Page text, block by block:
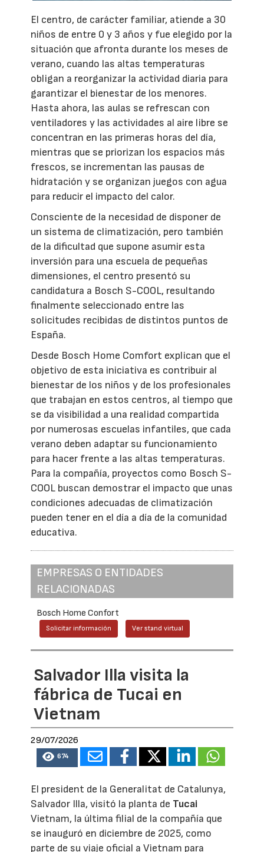
El centro, de carácter familiar, atiende a 30
niños de entre 0 y 3 años y fue elegido por la
situación que afronta durante los meses de
verano, cuando las altas temperaturas
obligan a reorganizar la actividad diaria para
garantizar el bienestar de los menores.
Hasta ahora, las aulas se refrescan con
ventiladores y las actividades al aire libre se
concentran en las primeras horas del día,
mientras que se priorizan los espacios más
frescos, se incrementan las pausas de
hidratación y se organizan juegos con agua
para reducir el impacto del calor.
Consciente de la necesidad de disponer de
un sistema de climatización, pero también
de la dificultad que supone asumir esta
inversión para una escuela de pequeñas
dimensiones, el centro presentó su
candidatura a Bosch S-COOL, resultando
finalmente seleccionado entre las
solicitudes recibidas de distintos puntos de
España.
Desde Bosch Home Comfort explican que el
objetivo de esta iniciativa es contribuir al
bienestar de los niños y de los profesionales
que trabajan en estos centros, al tiempo que
se da visibilidad a una realidad compartida
por numerosas escuelas infantiles, que cada
verano deben adaptar su funcionamiento
para hacer frente a las altas temperaturas.
Para la compañía, proyectos como Bosch S-
COOL buscan demostrar el impacto que unas
condiciones adecuadas de climatización
pueden tener en el día a día de la comunidad
educativa.
EMPRESAS O ENTIDADES
RELACIONADAS
Bosch Home Confort
Solicitar información Ver stand virtual
Salvador Illa visita la
fábrica de Tucai en
Vietnam
29/07/2026
674
El president de la Generalitat de Catalunya,
Salvador Illa, visitó la planta de Tucai
Vietnam, la última filial de la compañía que
se inauguró en diciembre de 2025, como
parte de su viaje oficial a Vietnam para